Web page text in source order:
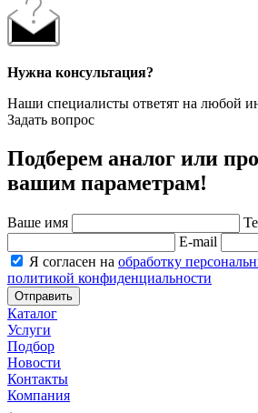
Нужна консультация?
Наши специалисты ответят на любой
Задать вопрос
Подберем аналог или
вашим параметрам!
Ваше имя
E-mail
Я согласен на обработку
политикой конфиденциальности
Отправить
Каталог
Услуги
Подбор
Новости
Контакты
Компания